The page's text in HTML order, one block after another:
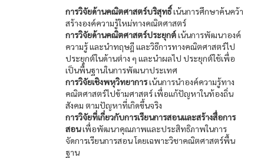
การวิจัยด้านคณิตศาสตร์บริสุทธิ์เน้นการศึกษาค้นคว้า
สร้างองค์ความรู้ใหม่ทางคณิตศาสตร์
การวิจัยด้านคณิตศาสตร์ประยุกต์เน้นการพัฒนาองค์
ความรู้ และนำทฤษฎี และวิธีการทางคณิตศาสตร์ไป
ประยุกต์ในด้านต่าง ๆ และนำผลไป ประยุกต์ใช้เพื่อ
เป็นพื้นฐานในการพัฒนาประเทศ
การวิจัยเชิงพหุวิทยาการเน้นการนำองค์ความรู้ทาง
คณิตศาสตร์ไปข้ามศาสตร์ เพื่อแก้ปัญหาในท้องถิ่น
สังคม ตามปัญหาที่เกิดขึ้นจริง
การวิจัยที่เกี่ยวกับการเรียนการสอนและสร้างสื่อการ
สอนเพื่อพัฒนาคุณภาพและประสิทธิภาพในการ
จัดการเรียนการสอน โดยเฉพาะวิชาคณิตศาสตร์พื้น
ฐาน